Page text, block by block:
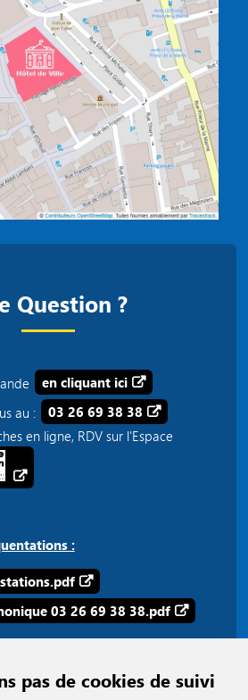
pas de cookies de suivi
Question ?
en cliquant ici
au :
03 26 69 38 38
en ligne, RDV sur l'Espace
:
03 26 69 38 38.pdf